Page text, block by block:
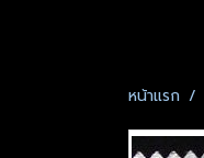
หน้าแรก